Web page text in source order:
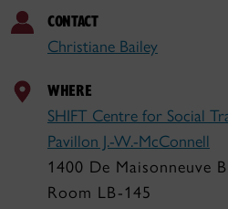
CONTACT
Christiane Bailey
WHERE
SHIFT Centre for Social
Pavillon J.‐W.‐McConnell
1400 De Maisonneuve
Room LB-145